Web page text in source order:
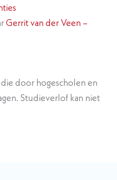
Gerrit van der Veen –
door hogescholen en
Studieverlof kan niet